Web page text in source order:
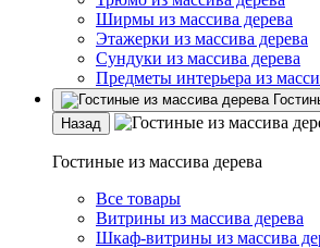
Ширмы из массива дерева
Этажерки из массива дерева
Сундуки из массива дерева
Предметы интерьера из
Назад
Гостиные из массива дерева
Все товары
Витрины из массива дерева
Шкаф-витрины из массива